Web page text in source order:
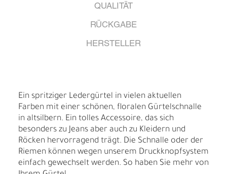
QUALITÄT
RÜCKGABE
HERSTELLER
Ein spritziger Ledergürtel in vielen aktuellen
Farben mit einer schönen, floralen Gürtelschnalle
in altsilbern. Ein tolles Accessoire, das sich
besonders zu Jeans aber auch zu Kleidern und
Röcken hervorragend trägt. Die Schnalle oder der
Riemen können wegen unserem Druckknopfsystem
einfach gewechselt werden. So haben Sie mehr von